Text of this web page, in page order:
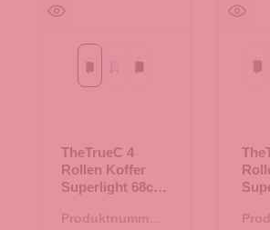
BlackFliederblack/rose
TheTrueC 4
Rollen Koffer
Superlight 68cm
Black
Produktnummer: